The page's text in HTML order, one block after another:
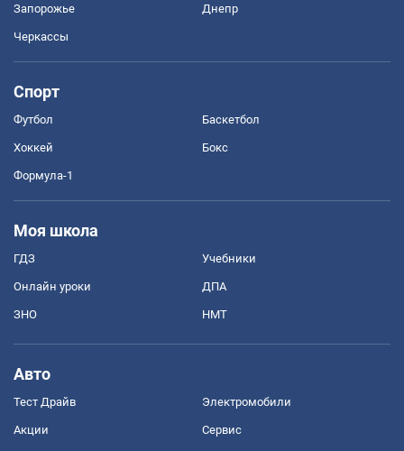
Запорожье Днепр
Черкассы
Спорт
Футбол Баскетбол
Хоккей Бокс
Формула-1
Моя школа
ГДЗ Учебники
Онлайн уроки ДПА
ЗНО НМТ
Авто
Тест Драйв Электромобили
Акции Сервис